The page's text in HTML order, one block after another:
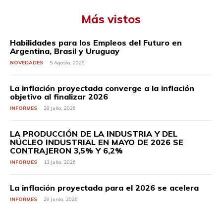
Más vistos
Habilidades para los Empleos del Futuro en
Argentina, Brasil y Uruguay
NOVEDADES 5 Agosto, 2026
La inflación proyectada converge a la inflación
objetivo al finalizar 2026
INFORMES 28 Julio, 2026
LA PRODUCCIÓN DE LA INDUSTRIA Y DEL
NÚCLEO INDUSTRIAL EN MAYO DE 2026 SE
CONTRAJERON 3,5% Y 6,2%
INFORMES 13 Julio, 2026
La inflación proyectada para el 2026 se acelera
INFORMES 29 Junio, 2026